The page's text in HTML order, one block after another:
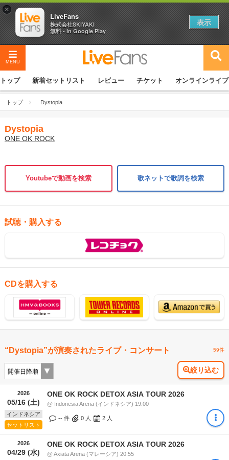
MENU
トップ 新着セットリスト レビュー チケット オンラインライブ
トップ Dystopia
Dystopia
ONE OK ROCK
Youtubeで動画を検索 歌ネットで歌詞を検索
試聴・購入する
CDを購入する
“Dystopia”が演奏されたライブ・コンサート 59件
絞り込む
2026
05/16 (土)
インドネシア
セットリスト
ONE OK ROCK DETOX ASIA TOUR 2026
@ Indonesia Arena (インドネシア) 19:00
-- 件 0 人 2 人
2026
04/29 (水)
ONE OK ROCK DETOX ASIA TOUR 2026
@ Axiata Arena (マレーシア) 20:55
×
LiveFans
株式会社SKIYAKI
無料 - In Google Play
表示